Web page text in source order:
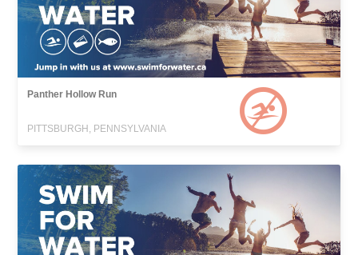
Panther Hollow Run
PITTSBURGH, PENNSYLVANIA